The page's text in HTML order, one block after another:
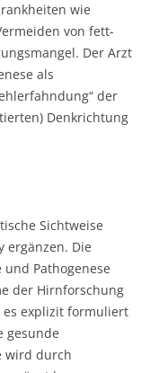
wie
von fett-
Der Arzt
als
der
Denkrichtung
Sichtweise
ergänzen. Die
Pathogenese
der Hirnforschung
es explizit formuliert
gesunde
wird durch